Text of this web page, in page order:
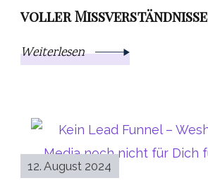
voller Missverständnisse
Weiterlesen
12. August 2024